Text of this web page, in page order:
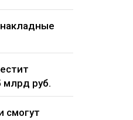
млрд руб.
смогут